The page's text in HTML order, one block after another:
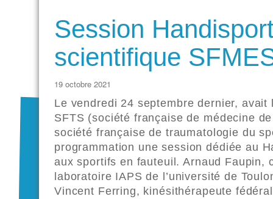
Session
scientifique
19 octobre 2021
Le vendredi 24 septembre dernier,
SFTS (société française de médecine
société française de traumatologie du
programmation une session dédiée au
aux sportifs en fauteuil. Arnaud Faupin,
laboratoire IAPS de l’université de
Vincent Ferring, kinésithérapeute